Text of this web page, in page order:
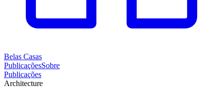
Belas Casas
PublicaçõesSobre
Publicações
Architecture